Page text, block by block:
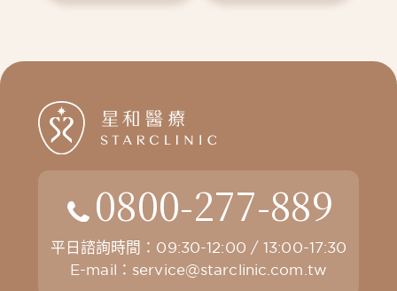
0800-277-889
平日諮詢時間：09:30-12:00 / 13:00-17:30
E-mail： service@starclinic.com.tw